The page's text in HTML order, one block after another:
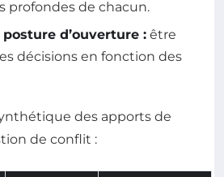
profondes de chacun.
d’ouverture : être
décisions en fonction des
des apports de
de conflit :